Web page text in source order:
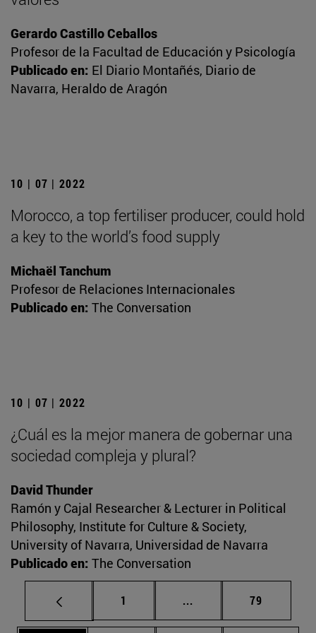
Gerardo Castillo Ceballos
Profesor de la Facultad de Educación y Psicología
Publicado en: El Diario Montañés, Diario de
Navarra, Heraldo de Aragón
10 | 07 | 2022
Morocco, a top fertiliser producer, could hold
a key to the world’s food supply
Michaël Tanchum
Profesor de Relaciones Internacionales
Publicado en: The Conversation
10 | 07 | 2022
¿Cuál es la mejor manera de gobernar una
sociedad compleja y plural?
David Thunder
Ramón y Cajal Researcher & Lecturer in Political
Philosophy, Institute for Culture & Society,
University of Navarra, Universidad de Navarra
Publicado en: The Conversation
Página
1 ... Páginas intermedias
Página
79